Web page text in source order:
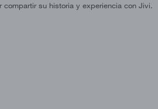
su historia y experiencia con Jivi.